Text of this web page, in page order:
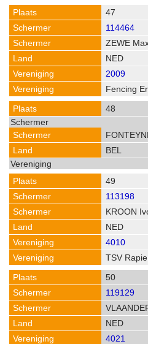
47
114464
ZEWE
NED
2009
Fencing
48
BEL
49
113198
KROON
NED
4010
TSV
50
119129
NED
4021